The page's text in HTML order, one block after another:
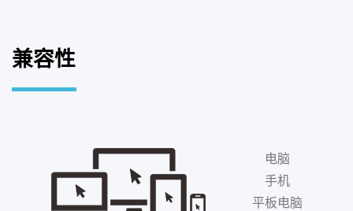
兼容性
电脑
手机
平板电脑